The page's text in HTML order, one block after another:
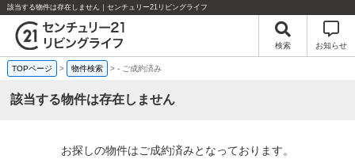
該当する物件は存在しません｜センチュリー21リビングライフ
検索 お知らせ
TOPページ > 物件検索 >- ご成約済み
該当する物件は存在しません
お探しの物件はご成約済みとなっております。